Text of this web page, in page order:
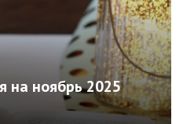
на ноябрь 2025